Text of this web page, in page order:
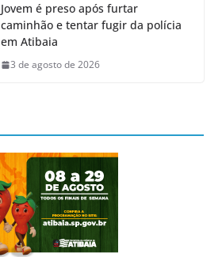
Jovem é preso após furtar
caminhão e tentar fugir da polícia
em Atibaia
3 de agosto de 2026